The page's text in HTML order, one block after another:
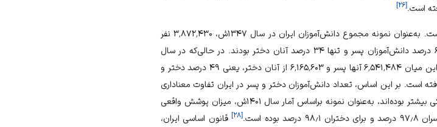
[۲۶]
در ایران پس از انقلاب، وضعیت تحصیل دختران بهبود یافته است. به‌عنوان نمونه مجموع دانش‌آموزان ایران در سال ۱۳۴۷ش، ۳٬۸۷۲٬۴۳۰ نفر
بودند، از این تعداد تنها ۱٬۳۱۱٬۹۷۷ نفر آن دختر بودند؛ یعنی ۶۶ درصد دانش‌آموزان پسر و تنها ۳۴ درصد آنان دختر بودند. در حالی‌که در سال
۱۳۹۴ش، مجموع دانش‌آموزان در ایران ۱۲٬۷۰۷٬۰۸۷ بودند که از این میان ۶٬۵۴۱٬۴۸۴ آنها پسر و ۶٬۱۶۵٬۶۰۳ از آنان دختر، یعنی ۴۹ درصد دختر و
است. بر این اساس، تعداد دانش‌آموزان دختر و پسر در ایران تفاوت معناداری
ندارند. در بعضی مقاطع پسران و در بعضی مقاطع دختران، اندکی بیشتر بوده‌اند، به‌عنوان نمونه براساس آمار سال ۱۴۰۱ش، میزان پوشش واقعی
[۲۸]قانون اساسی ایران،